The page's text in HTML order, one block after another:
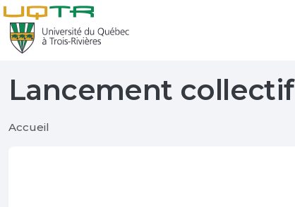
Lancement collectif
Accueil